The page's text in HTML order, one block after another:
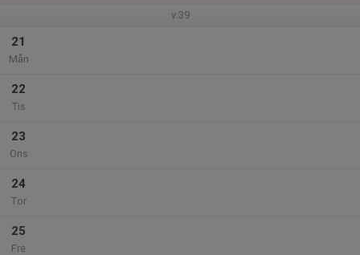
v.39
21
Mån
22
Tis
23
Ons
24
Tor
25
Fre